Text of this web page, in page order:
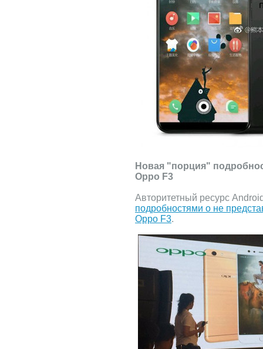
Новая "порция"
Oppo F3
Авторитетный ресурс
подробностями о не
Oppo F3.